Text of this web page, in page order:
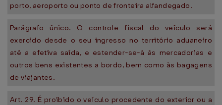
porto, aeroporto ou ponto de fronteira alfandegado.
Parágrafo único. O controle fiscal do veículo será
exercido desde o seu ingresso no território aduaneiro
até a efetiva saída, e estender-se-á às mercadorias e
outros bens existentes a bordo, bem como às bagagens
de viajantes.
Art. 29. É proibido o veículo procedente do exterior ou a